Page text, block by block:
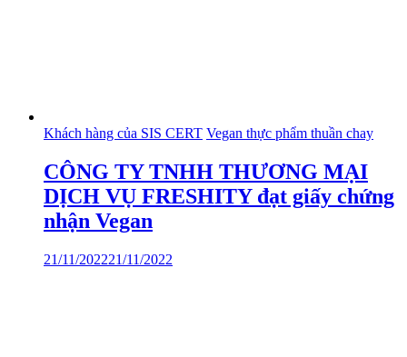
Khách hàng của SIS CERT Vegan thực phẩm thuần chay
CÔNG TY TNHH THƯƠNG MẠI
DỊCH VỤ FRESHITY đạt giấy chứng
nhận Vegan
21/11/202221/11/2022